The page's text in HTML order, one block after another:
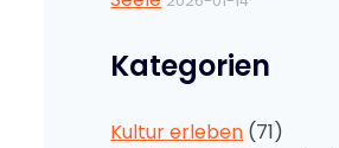
Kategorien
Kultur erleben (71)